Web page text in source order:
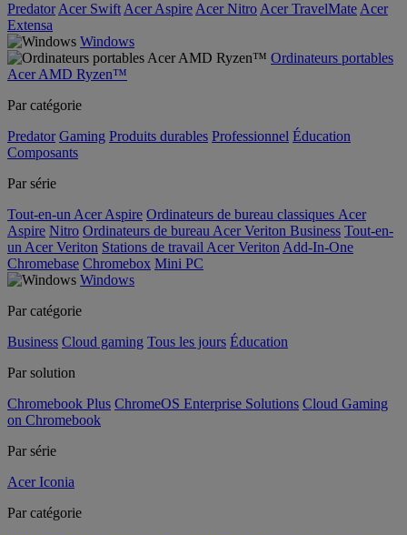
Predator Acer Swift Acer Aspire Acer Nitro Acer TravelMate Acer
Extensa
Windows
Ordinateurs portables
Acer AMD Ryzen™
Par catégorie
Predator Gaming Produits durables Professionnel Éducation
Composants
Par série
Tout-en-un Acer Aspire Ordinateurs de bureau classiques Acer
Aspire Nitro Ordinateurs de bureau Acer Veriton Business Tout-en-
un Acer Veriton Stations de travail Acer Veriton Add-In-One
Chromebase Chromebox Mini PC
Windows
Par catégorie
Business Cloud gaming Tous les jours Éducation
Par solution
Chromebook Plus ChromeOS Enterprise Solutions Cloud Gaming
on Chromebook
Par série
Acer Iconia
Par catégorie